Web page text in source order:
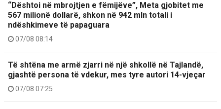
“Dështoi në mbrojtjen e fëmijëve”, Meta gjobitet me
567 milionë dollarë, shkon në 942 mln totali i
ndëshkimeve të papaguara
07/08 08:14
Të shtëna me armë zjarri në një shkollë në Tajlandë,
gjashtë persona të vdekur, mes tyre autori 14-vjeçar
07/08 07:25